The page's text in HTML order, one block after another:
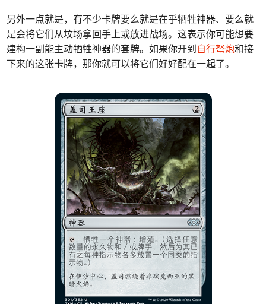
另外一点就是，有不少卡牌要么就是在乎牺牲神器、要么就
是会将它们从坟场拿回手上或放进战场。这表示你可能想要
建构一副能主动牺牲神器的套牌。如果你开到自行弩炮和接
下来的这张卡牌，那你就可以将它们好好配在一起了。